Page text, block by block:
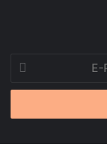
Posta
adresinizi